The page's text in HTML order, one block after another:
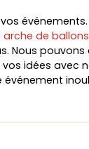
de ballons
Nous
idées avec